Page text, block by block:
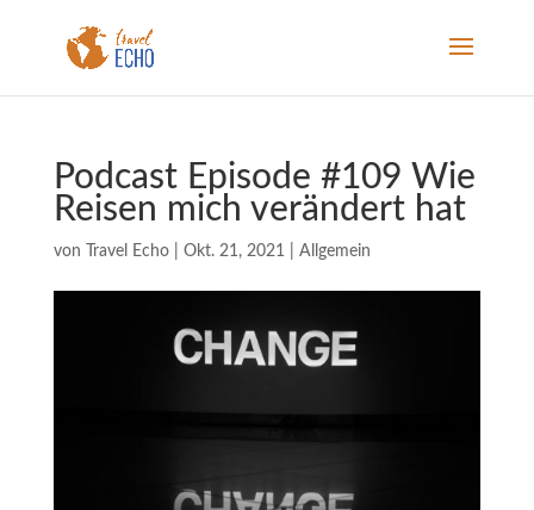
Podcast Episode #109 Wie
Reisen mich verändert hat
von Travel Echo| Okt. 21, 2021 Allgemein